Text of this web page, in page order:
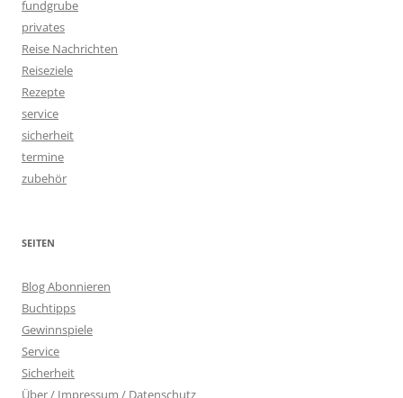
fundgrube
privates
Reise Nachrichten
Reiseziele
Rezepte
service
sicherheit
termine
zubehör
SEITEN
Blog Abonnieren
Buchtipps
Gewinnspiele
Service
Sicherheit
Über / Impressum / Datenschutz